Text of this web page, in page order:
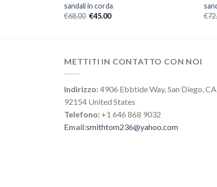
sandali in corda
€68.00 €45.00
€
METTITI IN CONTATTO CON NOI
Indirizzo:4906 Ebbtide Way, San Diego, CA
92154 United States
Telefono: +1 646 868 9032
Email:smithtom236@yahoo.com